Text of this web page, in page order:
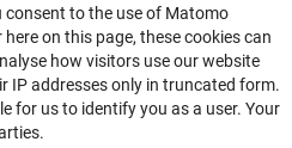
in your mailbox.
consent to the use of Matomo
on this page, these cookies can
how visitors use our website
IP addresses only in truncated form.
for us to identify you as a user. Your